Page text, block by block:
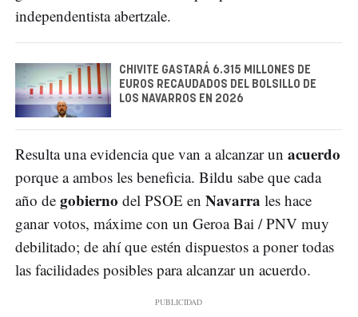
independentista abertzale.
CHIVITE GASTARÁ 6.315 MILLONES DE
EUROS RECAUDADOS DEL BOLSILLO DE
LOS NAVARROS EN 2026
Resulta una evidencia que van a alcanzar un acuerdo
porque a ambos les beneficia. Bildu sabe que cada
año de gobierno del PSOE en Navarra les hace
ganar votos, máxime con un Geroa Bai / PNV muy
debilitado; de ahí que estén dispuestos a poner todas
las facilidades posibles para alcanzar un acuerdo.